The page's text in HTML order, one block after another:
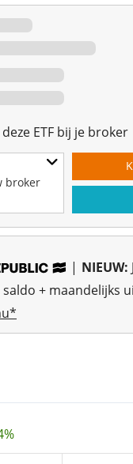
ETF bij je broker
broker
| NIEUW:
+ maandelijks